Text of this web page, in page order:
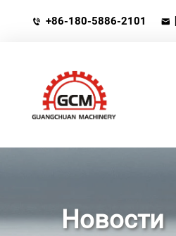
+86-180-5886-2101
Новости